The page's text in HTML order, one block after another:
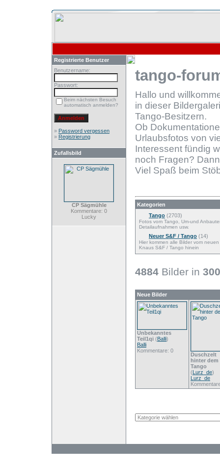
Registrierte Benutzer
Benutzername:
Passwort:
Beim nächsten Besuch
automatisch anmelden?
» Password vergessen
» Registrierung
Zufallsbild
CP Sägmühle
Kommentare: 0
Lucky
tango-
Hallo und
in dieser
Tango-Besitzern.
Ob
Urlaubsfotos von
Interessent fündig
noch Fragen?
Viel Spaß beim
Kategorien
Tango (2703)
Fotos vom Tango, Um-und
Detailaufnahmen usw.
Neuer S&F / Tango (14)
Hier kommen alle Bilder vom neuen
Knaus S&F / Tango hinein
4884 Bilder in 300
Neue Bilder
Unbekanntes
Teil1qi (Balli)
Balli
Kommentare: 0
Duschzelt
hinter dem
Tango
(Lurz_de)
Lurz_de